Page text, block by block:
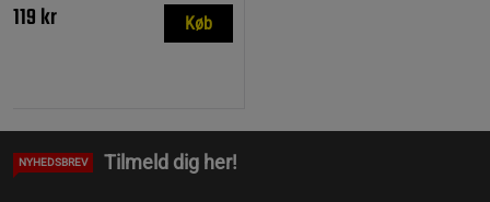
119 kr Køb
NYHEDSBREV Tilmeld dig her!